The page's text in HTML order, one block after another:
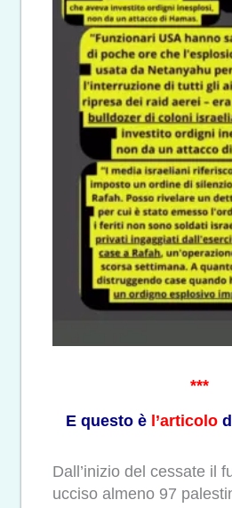
***
E questo è l’articolo
Dall’inizio del cessate il
ucciso almeno 97